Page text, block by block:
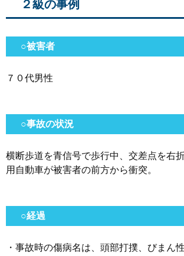
２級の事例
○被害者
７０代男性
○事故の状況
横断歩道を青信号で歩行中、交差点を右
用自動車が被害者の前方から衝突。
○経過
・事故時の傷病名は、頭部打撲、びまん